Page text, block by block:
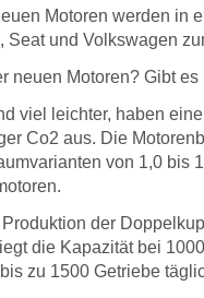
Motoren werden in
Seat und Volkswagen
neuen Motoren? Gibt
viel leichter, haben
Co2 aus. Die
von 1,0 bis
der
die Kapazität bei
zu 1500 Getriebe